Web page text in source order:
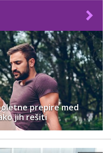
prepire med
jih rešiti